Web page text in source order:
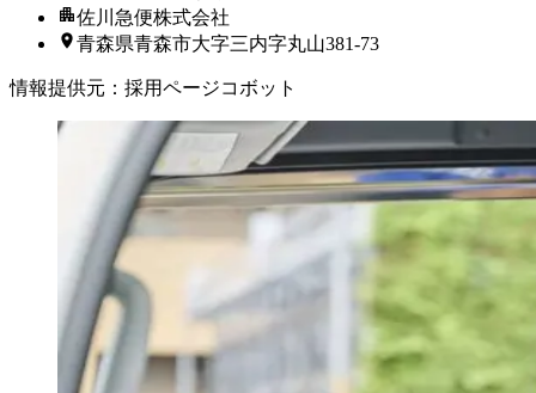
佐川急便株式会社
青森県青森市大字三内字丸山381-73
情報提供元 ： 採用ページコボット